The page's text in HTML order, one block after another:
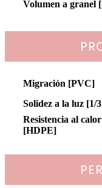
Volumen a granel
Migración [PVC]
Solidez a la luz [1/
Resistencia al
[HDPE]